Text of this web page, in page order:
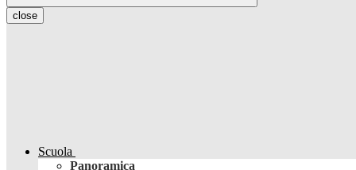
close
Scuola
Panoramica